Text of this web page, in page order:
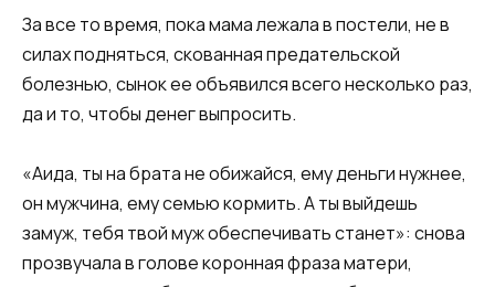
За все то время, пока мама лежала в постели, не в
силах подняться, скованная предательской
болезнью, сынок ее объявился всего несколько раз,
да и то, чтобы денег выпросить.
«Аида, ты на брата не обижайся, ему деньги нужнее,
он мужчина, ему семью кормить. А ты выйдешь
замуж, тебя твой муж обеспечивать станет»: снова
прозвучала в голове коронная фраза матери,